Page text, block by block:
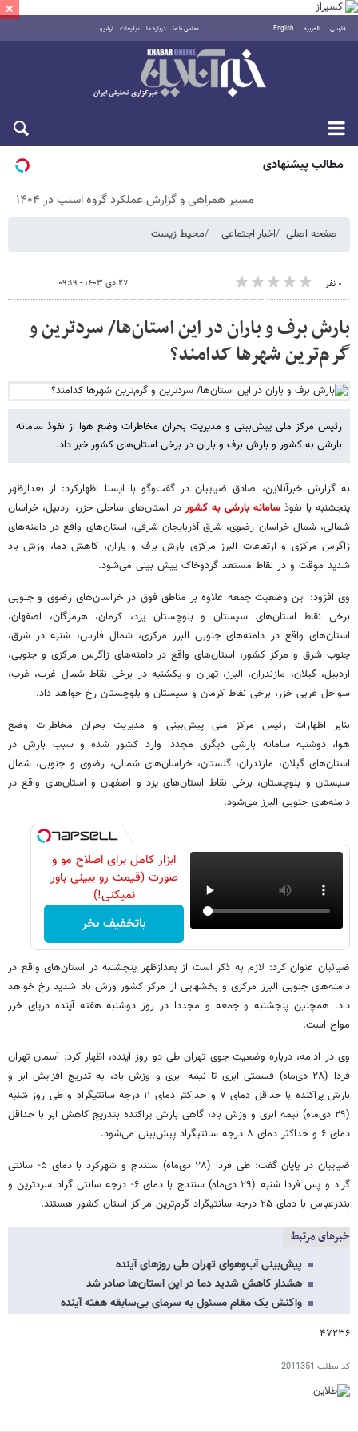
فارسی العربية English تماس با ما درباره ما تبلیغات آرشیو
پنجشنبه ۱۵ مرداد ۱۴۰۵
مطالب پیشنهادی
مسیر همراهی و گزارش عملکرد گروه اسنپ در ۱۴۰۴
صفحه اصلی اخبار اجتماعی محیط زیست
۰ نفر ۲۷ دی ۱۴۰۳ - ۰۹:۱۹
بارش برف و باران در این استان‌ها/ سردترین و
گرم‌ترین شهرها کدامند؟
رئیس مرکز ملی پیش‌بینی و مدیریت بحران مخاطرات وضع هوا از نفوذ سامانه
بارشی به کشور و بارش برف و باران در برخی استان‌های کشور خبر داد.
به گزارش خبرآنلاین، صادق ضیاییان در گفت‌وگو با ایسنا اظهارکرد: از بعدازظهر
پنجشنبه با نفوذ سامانه بارشی به کشوردر استان‌های ساحلی خزر، اردبیل، خراسان
شمالی، شمال خراسان رضوی، شرق آذربایجان شرقی، استان‌های واقع در دامنه‌های
زاگرس مرکزی و ارتفاعات البرز مرکزی بارش برف و باران، کاهش دما، وزش باد
شدید موقت و در نقاط مستعد گردوخاک پیش بینی می‌شود.
وی افزود: این وضعیت جمعه علاوه بر مناطق فوق در خراسان‌های رضوی و جنوبی
برخی نقاط استان‌های سیستان و بلوچستان یزد، کرمان، هرمزگان، اصفهان،
استان‌های واقع در دامنه‌های جنوبی البرز مرکزی، شمال فارس، شنبه در شرق،
جنوب شرق و مرکز کشور، استان‌های واقع در دامنه‌های زاگرس مرکزی و جنوبی،
اردبیل، گیلان، مازندران، البرز، تهران و یکشنبه در برخی نقاط شمال غرب، غرب،
سواحل غربی خزر، برخی نقاط کرمان و سیستان و بلوچستان رخ خواهد داد.
بنابر اظهارات رئیس مرکز ملی پیش‌بینی و مدیریت بحران مخاطرات وضع
هوا، دوشنبه سامانه بارشی دیگری مجددا وارد کشور شده و سبب بارش در
استان‌های گیلان، مازندران، گلستان، خراسان‌های شمالی، رضوی و جنوبی، شمال
سیستان و بلوچستان، برخی نقاط استان‌های یزد و اصفهان و استان‌های واقع در
دامنه‌های جنوبی البرز می‌شود.
ابزار کامل برای اصلاح مو و
صورت (قیمت رو ببینی باور
نمیکنی!)
باتخفیف بخر
ضیائیان عنوان کرد: لازم به ذکر است از بعدازظهر پنجشنبه در استان‌های واقع در
دامنه‌های جنوبی البرز مرکزی و بخشهایی از مرکز کشور وزش باد شدید رخ خواهد
داد. همچنین پنجشنبه و جمعه و مجددا در روز دوشنبه هفته آینده دریای خزر
مواج است.
وی در ادامه،‌ درباره وضعیت جوی تهران طی دو روز آینده، اظهار کرد: آسمان تهران
فردا (۲۸ دی‌ماه) قسمتی ابری تا نیمه ابری و وزش باد، به تدریج افزایش ابر و
بارش پراکنده با حداقل دمای ۷ و حداکثر دمای ۱۱ درجه سانتیگراد و طی روز شنبه
(۲۹ دی‌ماه) نیمه ابری و وزش باد، گاهی بارش پراکنده بتدریج کاهش ابر با حداقل
دمای ۶ و حداکثر دمای ۸ درجه سانتیگراد پیش‌بینی می‌شود.
ضیاییان در پایان گفت: طی فردا (۲۸ دی‌ماه) سنندج و شهرکرد با دمای ۵- سانتی
گراد و پس فردا شنبه (۲۹ دی‌ماه) سنندج با دمای ۶- درجه سانتی گراد سردترین و
بندرعباس با دمای ۲۵ درجه سانتیگراد گرم‌ترین مراکز استان‌ کشور هستند.
خبرهای مرتبط
پیش‌بینی آب‌وهوای تهران طی روزهای آینده
هشدار کاهش شدید دما در این استان‌ها صادر شد
واکنش یک مقام مسئول به سرمای بی‌سابقه هفته آینده
۴۷۲۳۶
کد مطلب 2011351
×